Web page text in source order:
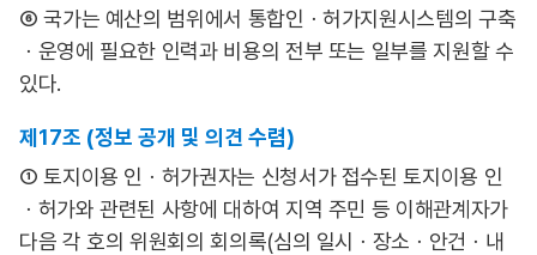
⑥ 국가는 예산의 범위에서 통합인ㆍ허가지원시스템의 구축
ㆍ운영에 필요한 인력과 비용의 전부 또는 일부를 지원할 수
있다.
제17조 (정보 공개 및 의견 수렴)
① 토지이용 인ㆍ허가권자는 신청서가 접수된 토지이용 인
ㆍ허가와 관련된 사항에 대하여 지역 주민 등 이해관계자가
다음 각 호의 위원회의 회의록(심의 일시ㆍ장소ㆍ안건ㆍ내